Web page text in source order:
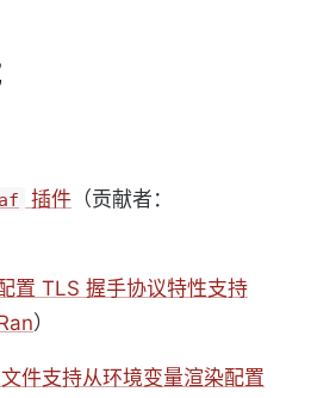
插件 （贡献者：
置 TLS 握手协议特性支持
）
件支持从环境变量渲染配置